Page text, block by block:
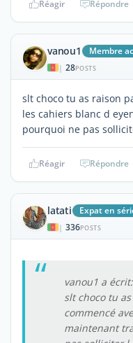
Réagir Répondre
vanou1 Membre
| 28POSTS
slt choco tu as raison
les cahiers blanc d
pourquoi ne pas
Réagir Répondre
latati Expat en
| 336POSTS
vanou1 a écrit:
slt choco tu
commencé
maintenant